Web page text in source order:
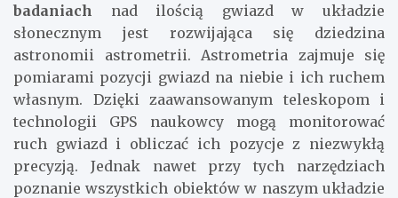
badaniach nad ilością gwiazd w układzie
słonecznym jest rozwijająca się dziedzina
astronomii astrometrii. Astrometria zajmuje się
pomiarami pozycji gwiazd na niebie i ich ruchem
własnym. Dzięki zaawansowanym teleskopom i
technologii GPS naukowcy mogą monitorować
ruch gwiazd i obliczać ich pozycje z niezwykłą
precyzją. Jednak nawet przy tych narzędziach
poznanie wszystkich obiektów w naszym układzie